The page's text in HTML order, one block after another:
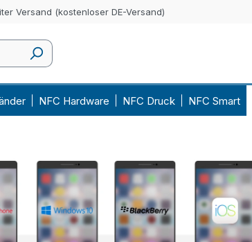
Versand (kostenloser DE-Versand)
NFC Hardware NFC Druck NFC Smart